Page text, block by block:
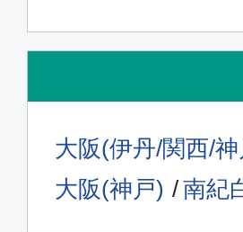
大阪(伊丹/関西/神
大阪(神戸)
南紀